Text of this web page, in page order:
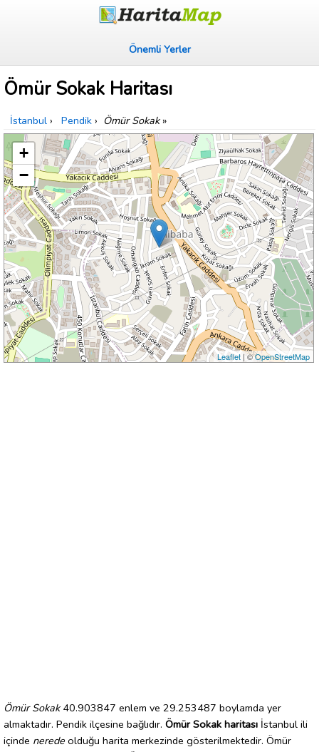
Önemli Yerler
Ömür Sokak Haritası
İstanbul › Pendik › Ömür Sokak»
+
−
Leaflet| ©OpenStreetMap
Ömür Sokak40.903847 enlem ve 29.253487 boylamda yer
almaktadır. Pendik ilçesine bağlıdır. Ömür Sokak haritası İstanbul ili
içinde nerede olduğu harita merkezinde gösterilmektedir. Ömür